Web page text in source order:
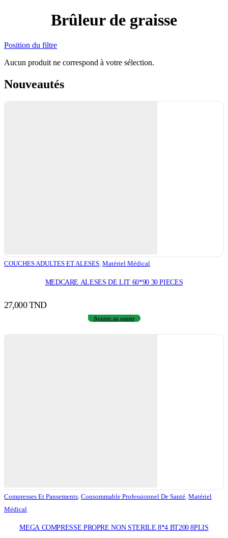
Brûleur de graisse
Position du filtre
Aucun produit ne correspond à votre sélection.
Nouveautés
COUCHES ADULTES ET ALESES, Matériel Médical
MEDCARE ALESES DE LIT 60*90 30 PIECES
27,000TND
Ajouter au panier
Compresses Et Pansements Consommable Professionnel De Santé Matériel
Médical
MEGA COMPRESSE PROPRE NON STERILE 8*4 BT200 8PLIS